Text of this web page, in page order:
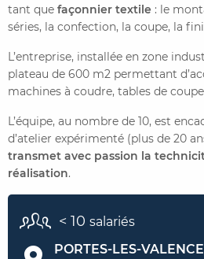
tant que façonnier textile : le
séries, la confection, la coupe, la
L’entreprise, installée en zone
plateau de 600 m2 permettant
machines à coudre, tables de
L’équipe, au nombre de 10, est
d’atelier expérimenté (plus de 20
transmet avec passion la
réalisation.
< 10 salariés
PORTES-LES-VALENCE